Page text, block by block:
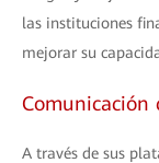
las instituciones
mejorar su
Comunicación
A través de sus